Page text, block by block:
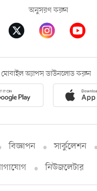
অনুসরণ করুন
মোবাইল অ্যাপস ডাউনলোড করুন
বিজ্ঞাপন সার্কুলেশন
নিউজলেটার